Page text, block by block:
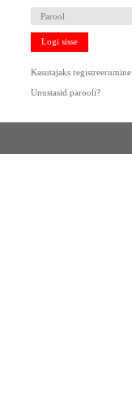
Logi sisse
Kasutajaks registreerumine
Unustasid parooli?